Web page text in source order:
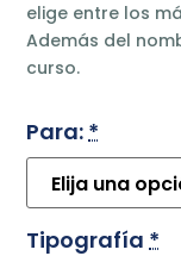
elige entre los
Además del
curso.
Para:*
Tipografía *